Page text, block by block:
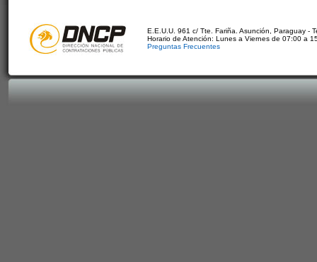
E.E.U.U. 961 c/ Tte. Fariña. Asunción, Paraguay -
Horario de Atención: Lunes a Viernes de 07:00 a
Preguntas Frecuentes